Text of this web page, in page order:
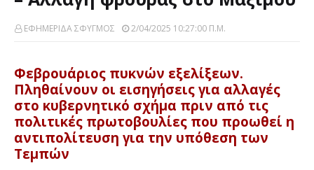
ΕΦΗΜΕΡΙΔΑ ΣΦΥΓΜΟΣ 2/04/2025 10:27:00 Π.μ.
Φεβρουάριος πυκνών εξελίξεων.
Πληθαίνουν οι εισηγήσεις για αλλαγές
στο κυβερνητικό σχήμα πριν από τις
πολιτικές πρωτοβουλίες που προωθεί η
αντιπολίτευση για την υπόθεση των
Τεμπών